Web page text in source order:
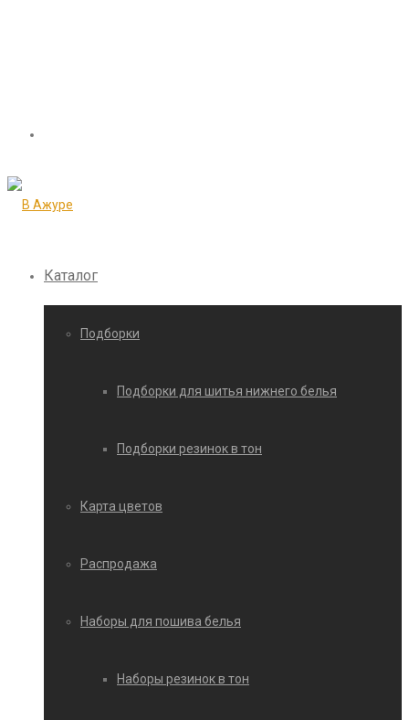
Каталог
Подборки
Подборки для шитья нижнего белья
Подборки резинок в тон
Карта цветов
Распродажа
Наборы для пошива белья
Наборы резинок в тон